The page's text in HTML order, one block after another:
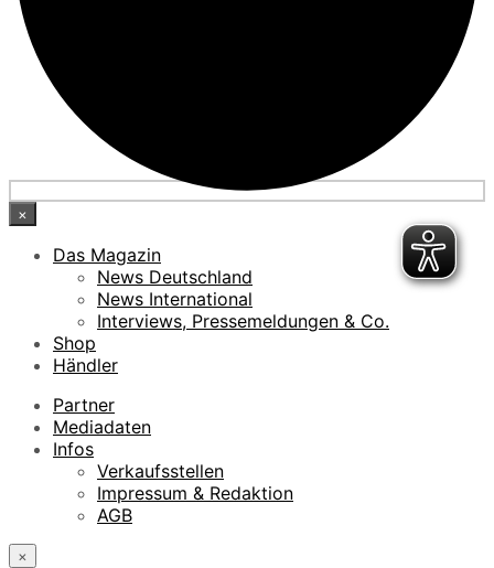
×
Das Magazin
News Deutschland
News International
Interviews, Pressemeldungen & Co.
Shop
Händler
Partner
Mediadaten
Infos
Verkaufsstellen
Impressum & Redaktion
AGB
×